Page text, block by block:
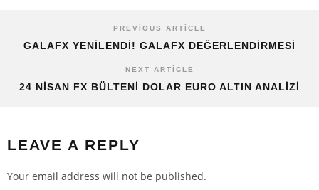
PREVIOUS ARTICLE
GALAFX YENILENDI! GALAFX DEĞERLENDIRMESI
NEXT ARTICLE
24 NISAN FX BÜLTENI DOLAR EURO ALTIN ANALIZI
LEAVE A REPLY
Your email address will not be published.